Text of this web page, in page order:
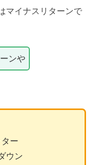
マイナスリターンで
ンや
ー
ウン